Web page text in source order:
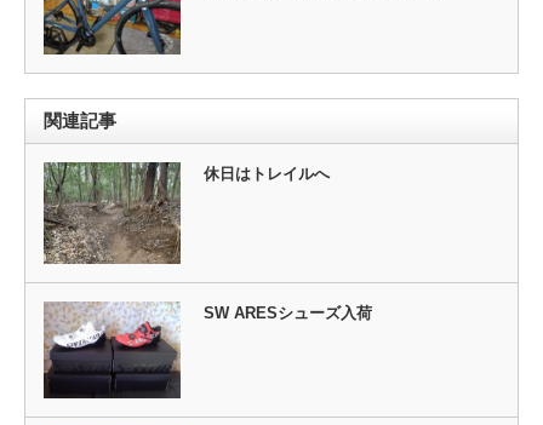
関連記事
休日はトレイルへ
SW ARESシューズ入荷